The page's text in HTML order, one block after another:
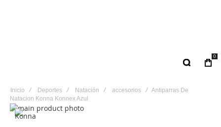
0
Inicio Deportes Natación accesorios
Antiparras De
Natacion Konna Konnex Azul